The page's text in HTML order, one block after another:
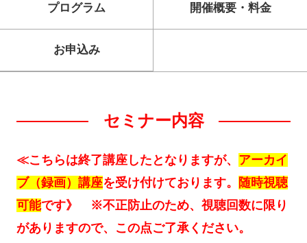
プログラム 開催概要・料金
お申込み
セミナー内容
≪こちらは終了講座したとなりますが、 アーカイ
ブ（録画）講座を受け付けております。
随時視聴
可能です》 ※不正防止のため、視聴回数に限り
がありますので、この点ご了承ください。